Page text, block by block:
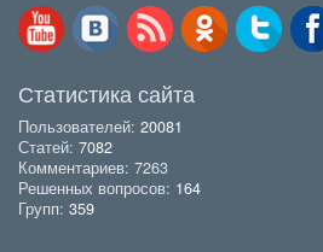
Статистика сайта
Пользователей: 20081
Статей: 7082
Комментариев: 7263
Решенных вопросов: 164
Групп: 359